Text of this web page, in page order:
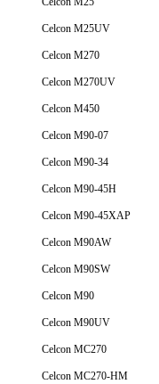
Celcon M25UV
Celcon M270
Celcon M270UV
Celcon M450
Celcon M90-07
Celcon M90-34
Celcon M90-45H
Celcon M90-45XAP
Celcon M90AW
Celcon M90SW
Celcon M90
Celcon M90UV
Celcon MC270
Celcon MC270-HM